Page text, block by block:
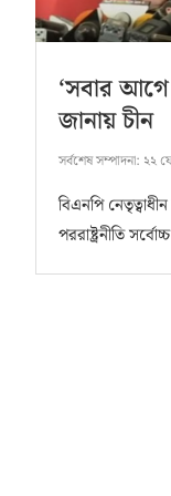
‘সবার আগে
জানায় চীন
সর্বশেষ সম্পাদনা: ২২
বিএনপি
পররাষ্ট্রনীতি